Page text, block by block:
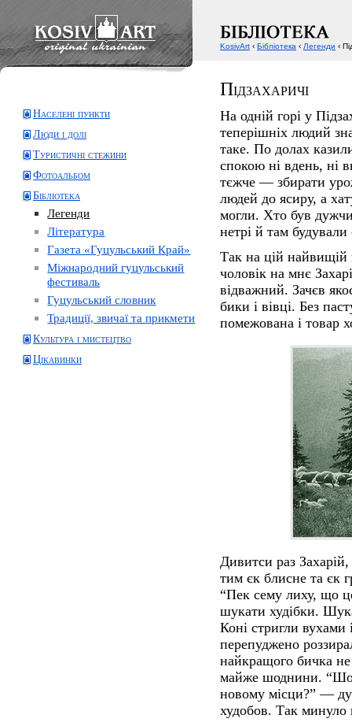
Підзахаричі
Населені пункти
Люди і долі
Туристичні стежини
Фотоальбом
Бібліотека
Легенди
Література
Газета «Гуцульський Край»
Міжнародний гуцульський
фестиваль
Гуцульський словник
Традиції, звичаї та прикмети
Культура і мистецтво
Цікавинки
На одній горі у
теперішніх людий
таке. По долах
спокою ні вдень, ні
тєжче — збирати
людей до ясиру, а
могли. Хто був
нетрі й там будували
Так на цій найвищій
чоловік на мнє
відважний. Зачєв
бики і вівці. Без
помежована і товар
Дивитси раз
тим єк блисне та єк
“Пек сему лиху, що
шукати худібки.
Коні стригли вухами
перепуджено
найкращого бичка
майже шоднини. “Шо
новому місци?” —
худобов. Так минуло
KosivArt ‹ Бібліотека ‹ Легенди ‹